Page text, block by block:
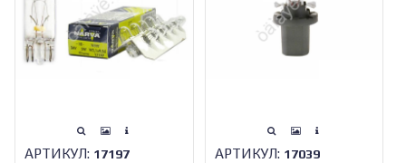
АРТИКУЛ: 17197 АРТИКУЛ: 17039